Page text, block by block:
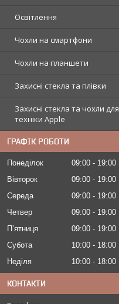
Освітлення
Чохли на смартфони
Чохли на планшети
Захисні стекла та плівки
Захисні стекла та чохли для
техніки Apple
ГРАФІК РОБОТИ
Понеділок 09:00
19:00
Вівторок
09:00
19:00
Середа
09:00
19:00
Четвер
09:00
19:00
Пʼятниця
09:00
19:00
Субота
10:00
18:00
Неділя
10:00 18:00
КОНТАКТИ